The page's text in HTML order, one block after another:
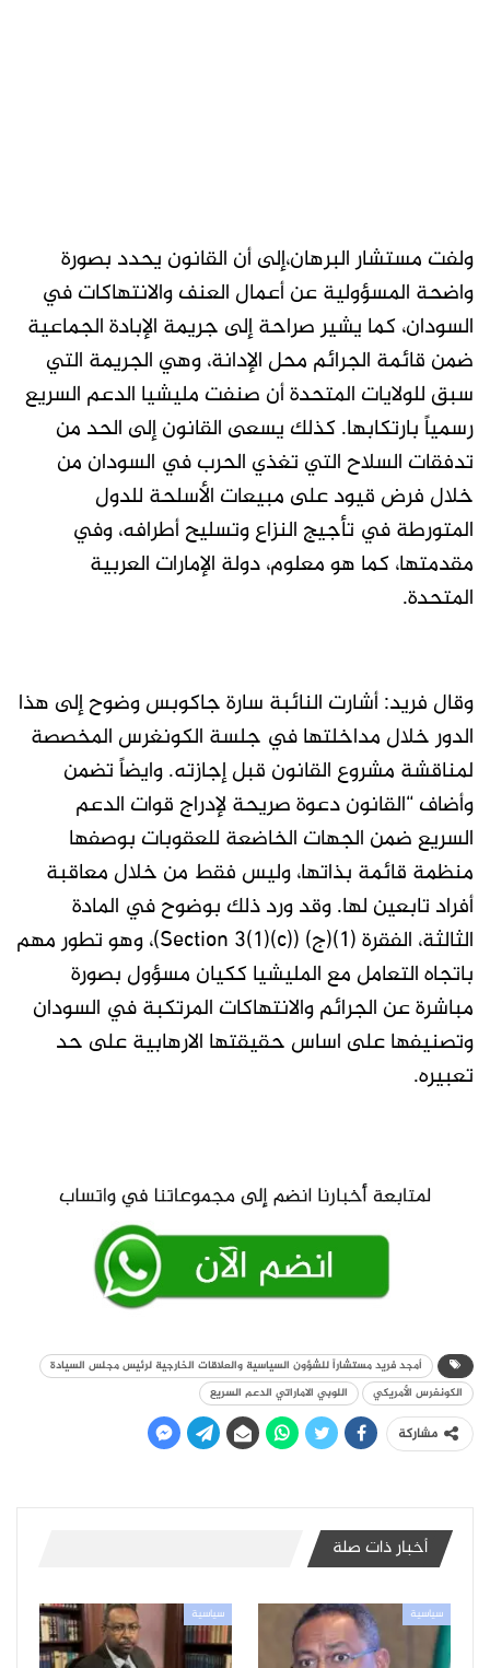
ولفت مستشار البرهان،إلى أن القانون يحدد بصورة
واضحة المسؤولية عن أعمال العنف والانتهاكات في
السودان، كما يشير صراحة إلى جريمة الإبادة الجماعية
ضمن قائمة الجرائم محل الإدانة، وهي الجريمة التي
سبق للولايات المتحدة أن صنفت مليشيا الدعم السريع
رسمياً بارتكابها. كذلك يسعى القانون إلى الحد من
تدفقات السلاح التي تغذي الحرب في السودان من
خلال فرض قيود على مبيعات الأسلحة للدول
المتورطة في تأجيج النزاع وتسليح أطرافه، وفي
مقدمتها، كما هو معلوم، دولة الإمارات العربية
المتحدة.
وقال فريد: أشارت النائبة سارة جاكوبس وضوح إلى هذا
الدور خلال مداخلتها في جلسة الكونغرس المخصصة
لمناقشة مشروع القانون قبل إجازته. وايضاً تضمن
وأضاف “القانون دعوة صريحة لإدراج قوات الدعم
السريع ضمن الجهات الخاضعة للعقوبات بوصفها
منظمة قائمة بذاتها، وليس فقط من خلال معاقبة
أفراد تابعين لها. وقد ورد ذلك بوضوح في المادة
الثالثة، الفقرة (1)(ج) (Section 3(1)(c))، وهو تطور مهم
باتجاه التعامل مع المليشيا ككيان مسؤول بصورة
مباشرة عن الجرائم والانتهاكات المرتكبة في السودان
وتصنيفها على اساس حقيقتها الارهابية على حد
تعبيره.
أمجد فريد مستشاراً للشؤون السياسية والعلاقات الخارجية لرئيس مجلس السيادة
الكونغرس الأمريكي
اللوبي الاماراتي الدعم السريع
مشاركة
أخبار ذات صلة
سياسية سياسية